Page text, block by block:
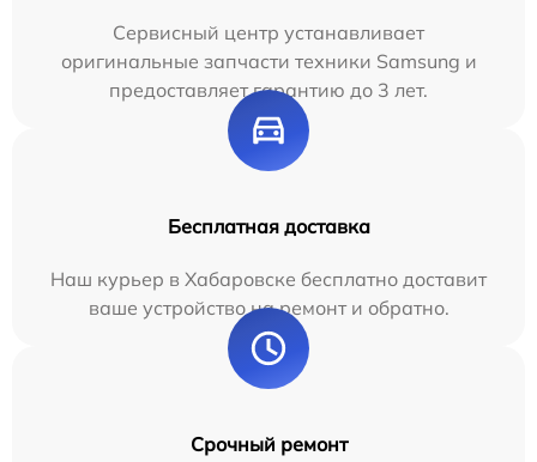
Сервисный центр устанавливает
оригинальные запчасти техники Samsung и
предоставляет гарантию до 3 лет.
Бесплатная доставка
Наш курьер в Хабаровске бесплатно доставит
ваше устройство на ремонт и обратно.
Срочный ремонт